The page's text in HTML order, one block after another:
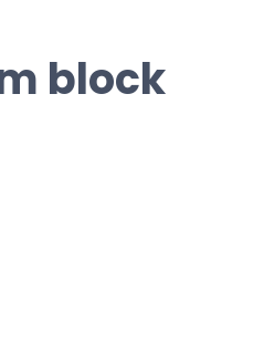
block